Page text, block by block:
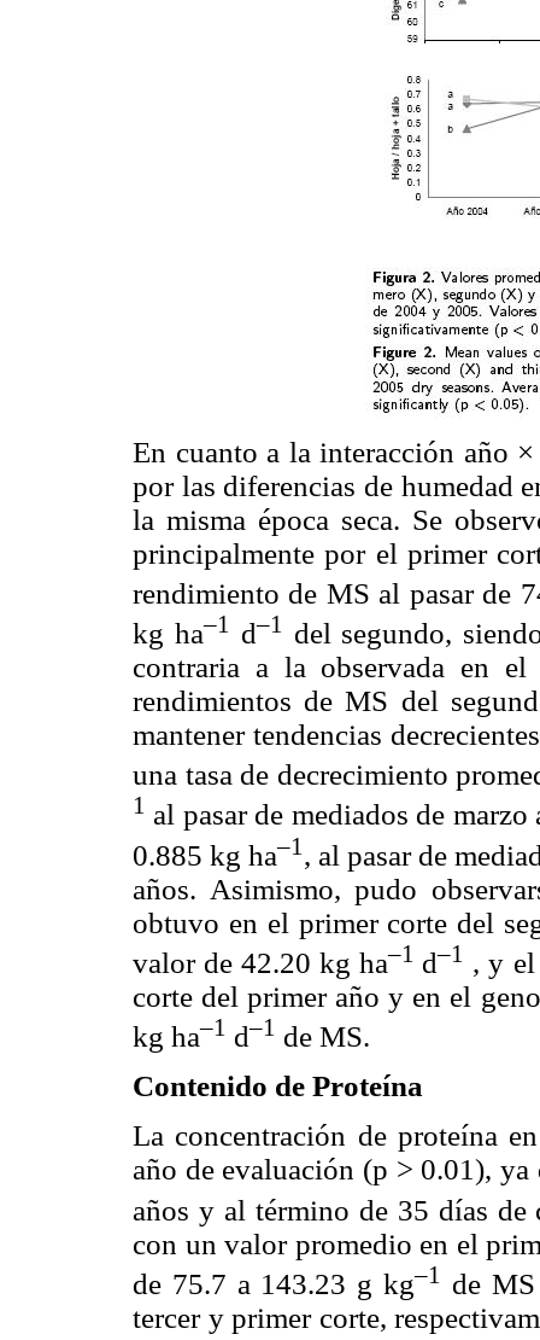
En cuanto a la interacción año
por las diferencias de humedad
la misma época seca. Se
principalmente por el primer
rendimiento de MS al pasar de
kg ha–1 d–1
del segundo,
contraria a la observada en
rendimientos de MS del
mantener tendencias
una tasa de decrecimiento
1 al pasar de mediados de
0.885 kg ha–1 , al pasar de
años. Asimismo, pudo
obtuvo en el primer corte del
valor de 42.20 kg ha–1 d–1 , y el
corte del primer año y en el
kg ha–1 d–1 de MS.
Contenido de Proteína
La concentración de proteína
año de evaluación (p > 0.01),
años y al término de 35 días
con un valor promedio en el
de 75.7 a 143.23 g kg–1
de
tercer y primer corte,